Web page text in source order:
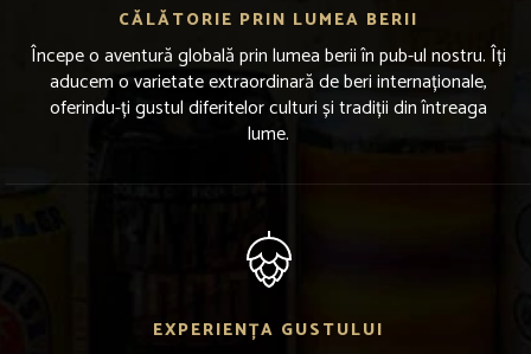
CĂLĂTORIE PRIN LUMEA BERII
Începe o aventură globală prin lumea berii în pub-ul nostru. Îți
aducem o varietate extraordinară de beri internaționale,
oferindu-ți gustul diferitelor culturi și tradiții din întreaga
lume.
EXPERIENȚA GUSTULUI